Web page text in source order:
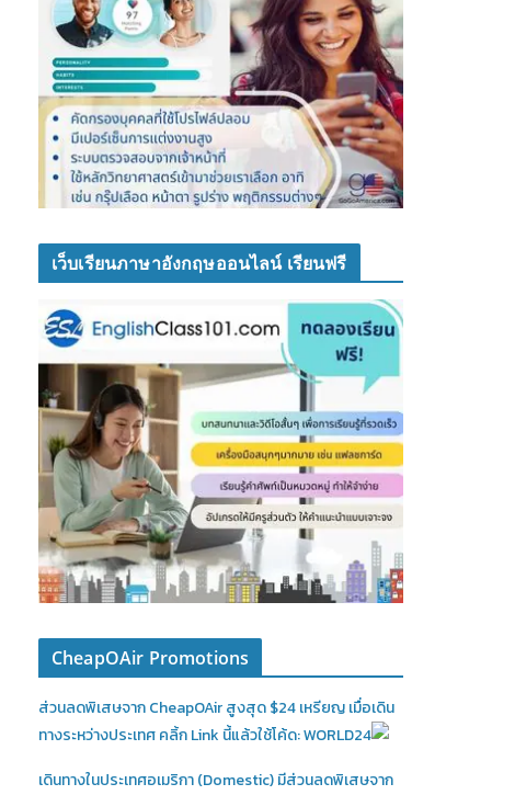
เว็บเรียนภาษาอังกฤษออนไลน์ เรียนฟรี
CheapOAir Promotions
ส่วนลดพิเสษจาก CheapOAir สูงสุด $24 เหรียญ เมื่อเดิน
ทางระหว่างประเทศ คลิ้ก Link นี้แล้วใช้โค้ด: WORLD24
เดินทางในประเทศอเมริกา (Domestic)มีส่วนลดพิเสษจาก